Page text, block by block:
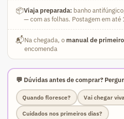
📦Viaja preparada: banho
— com as folhas. Postagem em até
📬Na chegada, o manual de
encomenda
💬 Dúvidas antes de comprar?
Quando floresce? Vai chegar
Cuidados nos primeiros dias?